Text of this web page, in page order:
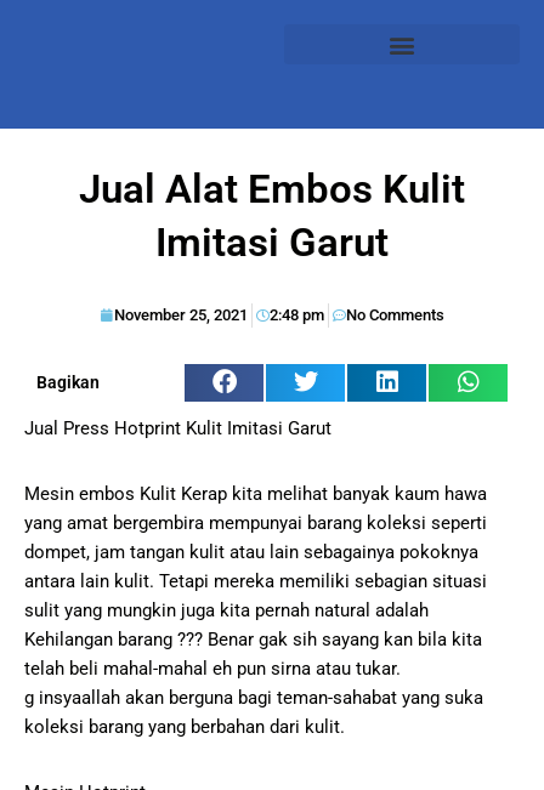
Jual Alat Embos Kulit
Imitasi Garut
November 25, 2021 2:48 pm No Comments
Bagikan
Jual Press Hotprint Kulit Imitasi Garut
Mesin embos Kulit Kerap kita melihat banyak kaum hawa
yang amat bergembira mempunyai barang koleksi seperti
dompet, jam tangan kulit atau lain sebagainya pokoknya
antara lain kulit. Tetapi mereka memiliki sebagian situasi
sulit yang mungkin juga kita pernah natural adalah
Kehilangan barang ??? Benar gak sih sayang kan bila kita
telah beli mahal-mahal eh pun sirna atau tukar.
g insyaallah akan berguna bagi teman-sahabat yang suka
koleksi barang yang berbahan dari kulit.